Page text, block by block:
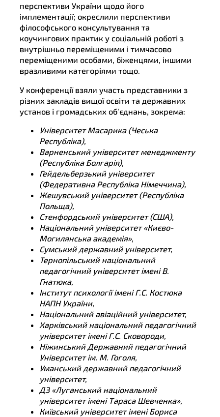
перспективи України щодо його
імплементації; окреслили перспективи
філософського консультування та
коучингових практик у соціальній роботі з
внутрішньо переміщеними і тимчасово
переміщеними особами, біженцями, іншими
вразливими категоріями тощо.
У конференції взяли участь представники з
різних закладів вищої освіти та державних
установ і громадських об’єднань, зокрема:
Університет Масарика (Чеська
Республіка),
Варненський університет менеджменту
(Республіка Болгарія),
Гейдельберзький університет
(Федеративна Республіка Німеччина),
Жешувський університет (Республіка
Польща),
Стенфордський університет (США),
Національний університет «Києво-
Могилянська академія»,
Сумський державний університет,
Тернопільський національний
педагогічний університет імені В.
Гнатюка,
Інститут психології імені Г.С. Костюка
НАПН України,
Національний авіаційний університет,
Харківський національний педагогічний
університет імені Г.С. Сковороди,
Ніжинський Державний педагогічний
Університет ім. М. Гоголя,
Уманський державний педагогічний
університет,
ДЗ «Луганський національний
університет імені Тараса Шевченка»,
Київський університет імені Бориса